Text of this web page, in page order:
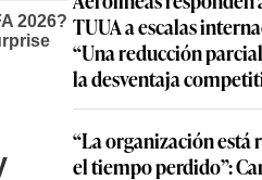
TUUA a escalas
“Una reducción
la desventaja
“La organización está
el tiempo perdido”: